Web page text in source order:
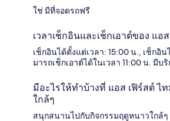
ใช่ มีที่จอดรถฟรี
เวลาเช็กอินและเช็กเอาต์ของ แอ
เช็กอินได้ตั้งแต่เวลา: 15:00 น., เช็กอิ
มารถเช็กเอาต์ได้ในเวลา 11:00 น. มีบ
มีอะไรให้ทำบ้างที่ แอส เฟิร์สต์ ไ
ใกล้ๆ
สนุกสนานไปกับกิจกรรมฤดูหนาวใกล้ๆ